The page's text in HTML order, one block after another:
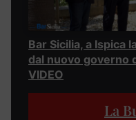
Bar Sicilia, a Ispica
dal nuovo governo
VIDEO
La